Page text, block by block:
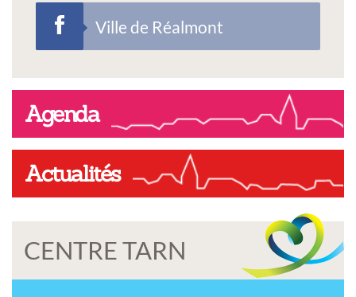
Ville de Réalmont
Agenda
Actualités
CENTRE TARN